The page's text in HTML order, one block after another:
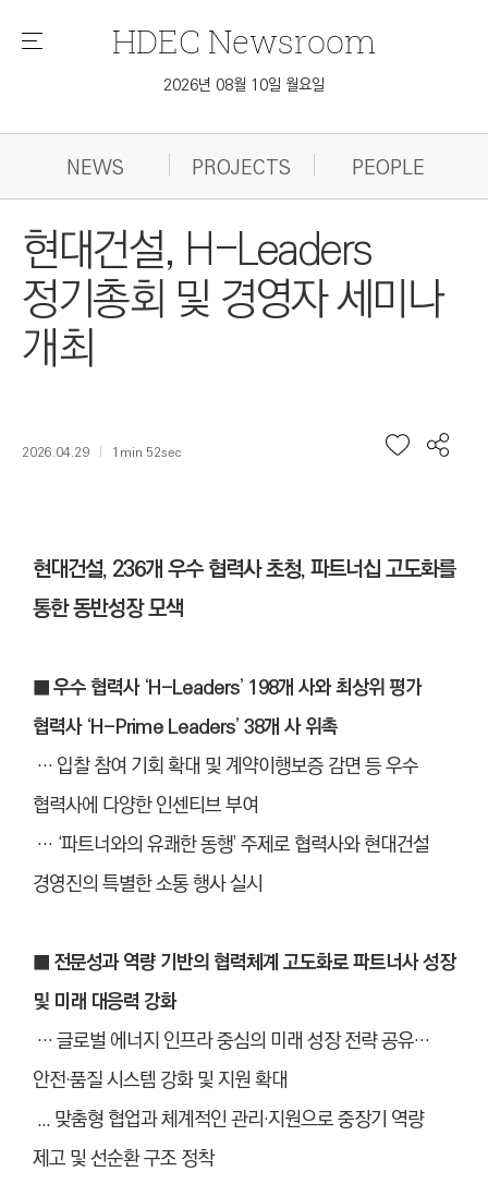
메
HDEC Newsroom
2026년 08월 10일 월요일
NEWS PROJECTS PEOPLE
현대건설, H-Leaders
정기총회 및 경영자 세미나
개최
2026.04.29 1min 52sec
현대건설, 236개 우수 협력사 초청, 파트너십 고도화를
통한 동반성장 모색
■ 우수 협력사 ‘H-Leaders’ 198개 사와 최상위 평가
협력사 ‘H-Prime Leaders’ 38개 사 위촉
… 입찰 참여 기회 확대 및 계약이행보증 감면 등 우수
협력사에 다양한 인센티브 부여
… ‘파트너와의 유쾌한 동행’ 주제로 협력사와 현대건설
경영진의 특별한 소통 행사 실시
■ 전문성과 역량 기반의 협력체계 고도화로 파트너사 성장
및 미래 대응력 강화
… 글로벌 에너지 인프라 중심의 미래 성장 전략 공유…
안전·품질 시스템 강화 및 지원 확대
... 맞춤형 협업과 체계적인 관리·지원으로 중장기 역량
제고 및 선순환 구조 정착